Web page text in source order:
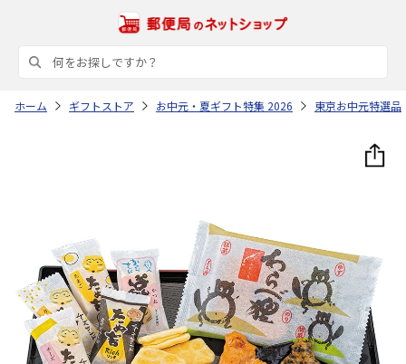
ホーム ギフトストア お中元・夏ギフト特集 2026 東京お中元特選品